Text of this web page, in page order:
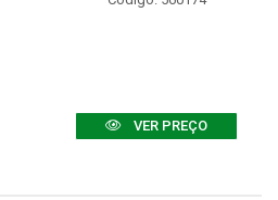
VER PREÇO